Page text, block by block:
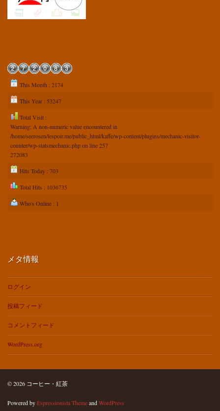
This Month : 2174
This Year : 53247
Total Visit :
Warning: A non-numeric value encountered in
/home/seerosen/lespoir.me/public_html/kaffe/wp-content/plugins/mechanic-visitor-
counter/wp-statsmechanic.phpon line257
272083
Hits Today : 703
Total Hits : 1036735
Who's Online : 1
メタ情報
ログイン
投稿フィード
コメントフィード
WordPress.org
© 2026 コーヒー・紅茶
Powered byEspressionista ThemeandWordPress